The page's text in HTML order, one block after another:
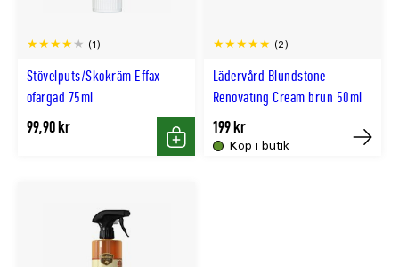
Stövelputs/Skokräm Effax
ofärgad 75ml
(1)
99,90 kr
Köp
Lädervård Blundstone
Renovating Cream brun 50ml
(2)
Köp i butik
199 kr